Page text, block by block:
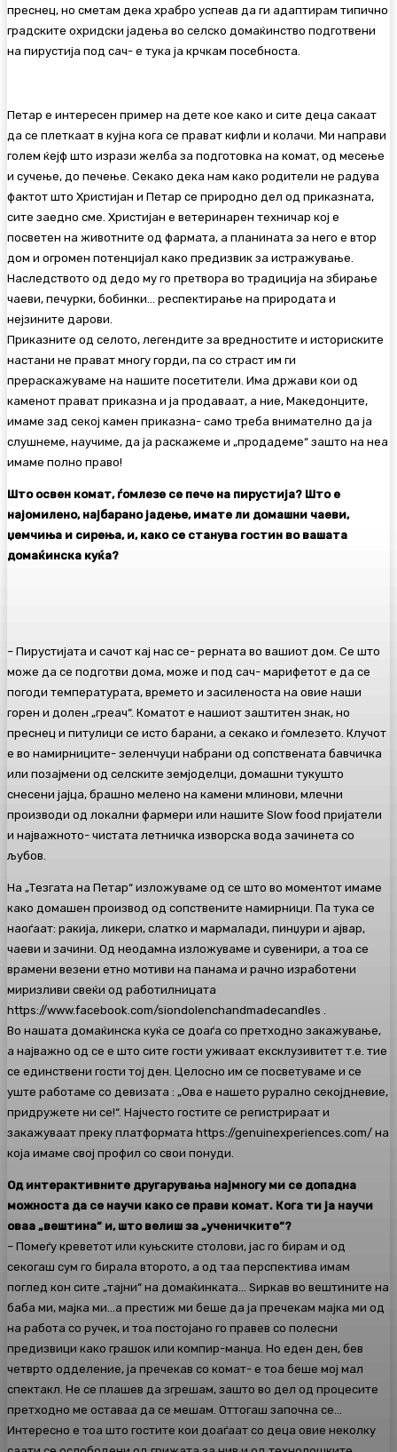
преснец, но сметам дека храбро успеав да ги адаптирам типично
градските охридски јадења во селско домаќинство подготвени
на пирустија под сач- е тука ја крчкам посебноста.
Петар е интересен пример на дете кое како и сите деца сакаат
да се плеткаат в кујна кога се прават кифли и колачи. Ми направи
голем ќејф што изрази желба за подготовка на комат, од месење
и сучење, до печење. Секако дека нам како родители нe радува
фактот што Христијан и Петар се природно дел од приказната,
сите заедно сме. Христијан е ветеринарен техничар кој е
посветен на животните од фармата, а планината за него е втор
дом и огромен потенцијал како предизвик за истражување.
Наследството од дедо му го претвора во традиција на збирање
чаеви, печурки, бобинки… респектирање на природата и
нејзините дарови.
Приказните од селото, легендите за вредностите и историските
настани нe прават многу горди, па со страст им ги
прераскажуваме на нашите посетители. Има држави кои од
каменот прават приказна и ја продаваат, а ние, Македонците,
имаме зад секој камен приказна- само треба внимателно да ја
слушнеме, научиме, да ја раскажеме и „продадеме“ зашто на неа
имаме полно право!
Што освен комат, ѓомлезе се пече на пирустија? Што е
најомилено, најбарано јадење, имате ли домашни чаеви,
џемчиња и сирења, и, како се станува гостин во вашата
домаќинска куќа?
– Пирустијата и сачот кај нас се- рерната во вашиот дом. Сe што
може да се подготви дома, може и под сач- марифетот е да се
погоди температурата, времето и засиленоста на овие наши
горен и долен „греач“. Коматот е нашиот заштитен знак, но
преснец и питулици се исто барани, а секако и ѓомлезето. Клучот
е во намирниците- зеленчуци набрани од сопствената бавчичка
или позајмени од селските земјоделци, домашни тукушто
снесени јајца, брашно мелено на камени млинови, млечни
производи од локални фармери или нашите Slow food пријатели
и најважното- чистата летничка изворска вода зачинета со
љубов.
На „Тезгата на Петар“ изложуваме од сe што во моментот имаме
како домашен производ од сопствените намирници. Па тука се
наоѓаат: ракија, ликери, слатко и мармалади, пинџури и ајвар,
чаеви и зачини. Од неодамна изложуваме и сувенири, а тоа се
врамени везени етно мотиви на панама и рачно изработени
миризливи свеќи од работилницата
https://www.facebook.com/siondolenchandmadecandles .
Во нашата домаќинска куќа се доаѓа со претходно закажување,
а најважно од сe е што сите гости уживаат ексклузивитет т.е. тие
се единствени гости тој ден. Целосно им се посветуваме и сe
уште работаме со девизата : „Ова е нашето рурално секојдневие,
придружете ни се!“. Најчесто гостите се регистрираат и
закажуваат преку платформата https://genuinexperiences.com/ на
која имаме свој профил со свои понуди.
Од интерактивните другарувања најмногу ми се допадна
можноста да се научи како се прави комат. Кога ти ја научи
оваа „вештина“ и, што велиш за „ученичките“?
– Помеѓу креветот или куњските столови, јас го бирам и од
секогаш сум го бирала второто, а од таа перспектива имам
поглед кон сите „тајни“ на домаќинката… Ѕиркав во вештините на
баба ми, мајка ми…а престиж ми беше да ја пречекам мајка ми од
на работа со ручек, и тоа постојано го правев со полесни
предизвици како грашок или компир-манџа. Но еден ден, бев
четврто одделение, ја пречекав со комат- е тоа беше мој мал
спектакл. Не се плашев да згрешам, зашто во дел од процесите
претходно ме оставаа да се мешам. Оттогаш започна сe…
Интересно е тоа што гостите кои доаѓаат со деца овие неколку